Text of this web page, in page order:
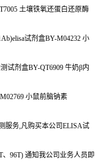
土壤铁氧还蛋白还原酶
试剂盒BY-M04232 小
试剂盒BY-QT6909 牛奶β内
小鼠前脑钠素
服务,凡购买本公司ELISA试
96T) 通知我公司业务人员即